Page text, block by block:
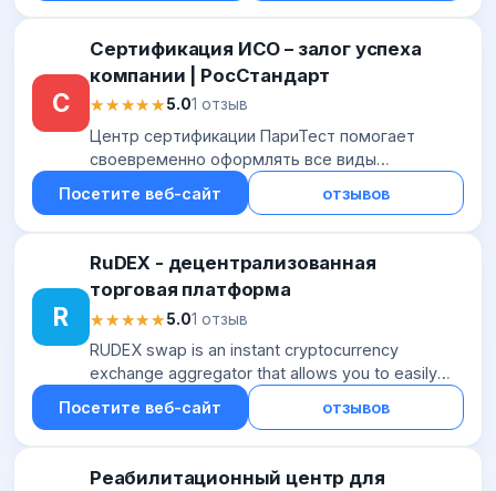
С
Сертификация ИСО – залог успеха
компании | РосСтандарт
★★★★★
★★★★★5.01 отзыв
Центр сертификации ПариТест помогает
своевременно оформлять все виды
деклараций и разрешительных документов, а
также обеспечивает получение сертификатов
Посетите веб-сайт отзывов
R
RuDEX - децентрализованная
торговая платформа
★★★★★
★★★★★5.01 отзыв
RUDEX swap is an instant cryptocurrency
exchange aggregator that allows you to easily
swap over 1600 cryptocurrencies without
registration. We offer competitive rates and...
Посетите веб-сайт отзывов
Реабилитационный центр для